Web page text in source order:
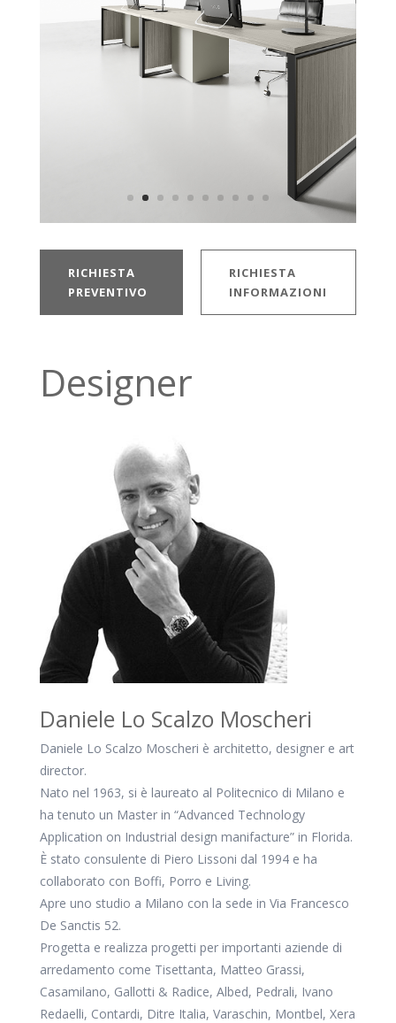
RICHIESTA
PREVENTIVO
RICHIESTA
INFORMAZIONI
Designer
Daniele Lo Scalzo Moscheri
Daniele Lo Scalzo Moscheri è architetto, designer e art
director.
Nato nel 1963, si è laureato al Politecnico di Milano e
ha tenuto un Master in “Advanced Technology
Application on Industrial design manifacture” in Florida.
È stato consulente di Piero Lissoni dal 1994 e ha
collaborato con Boffi, Porro e Living.
Apre uno studio a Milano con la sede in Via Francesco
De Sanctis 52.
Progetta e realizza progetti per importanti aziende di
arredamento come Tisettanta, Matteo Grassi,
Casamilano, Gallotti & Radice, Albed, Pedrali, Ivano
Redaelli, Contardi, Ditre Italia, Varaschin, Montbel, Xera